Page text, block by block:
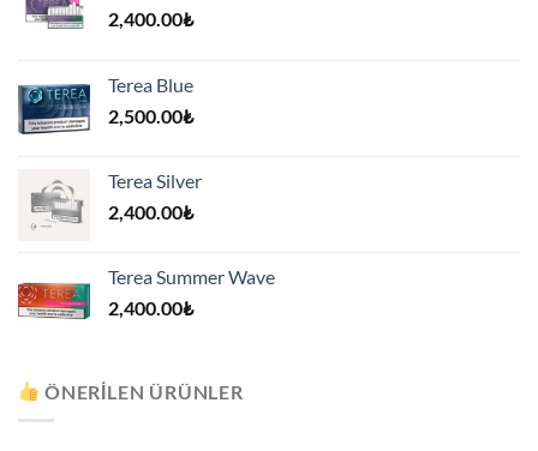
2,400.00₺
Terea Blue
2,500.00₺
Terea Silver
2,400.00₺
Terea Summer Wave
2,400.00₺
ÖNERILEN ÜRÜNLER